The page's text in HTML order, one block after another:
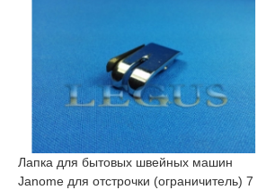
Лапка для бытовых швейных машин
Janome для отстрочки (ограничитель) 7